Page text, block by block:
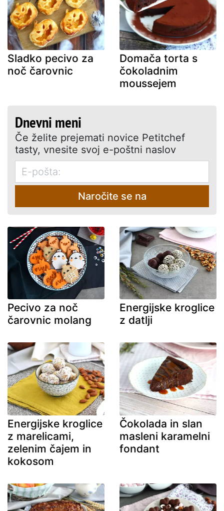
Sladko pecivo za
noč čarovnic
Domača torta s
čokoladnim
moussejem
Dnevni meni
Če želite prejemati novice Petitchef
tasty, vnesite svoj e-poštni naslov
Naročite se na
Pecivo za noč
čarovnic molang
Energijske kroglice
z datlji
Energijske kroglice
z marelicami,
zelenim čajem in
kokosom
Čokolada in slan
masleni karamelni
fondant